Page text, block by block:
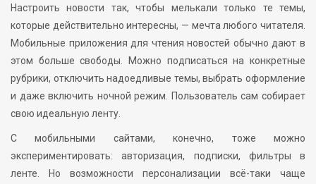
Настроить новости так, чтобы мелькали только те темы,
которые действительно интересны, — мечта любого читателя.
Мобильные приложения для чтения новостей обычно дают в
этом больше свободы. Можно подписаться на конкретные
рубрики, отключить надоедливые темы, выбрать оформление
и даже включить ночной режим. Пользователь сам собирает
свою идеальную ленту.
С мобильными сайтами, конечно, тоже можно
экспериментировать: авторизация, подписки, фильтры в
ленте. Но возможности персонализации всё-таки чаще